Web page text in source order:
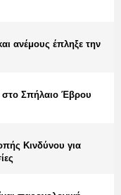
ανέμους έπληξε την
στο Σπήλαιο Έβρου
Κινδύνου για